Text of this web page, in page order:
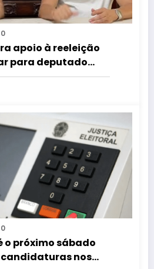
0
apoio à reeleição
para deputado
0
próximo sábado
nos